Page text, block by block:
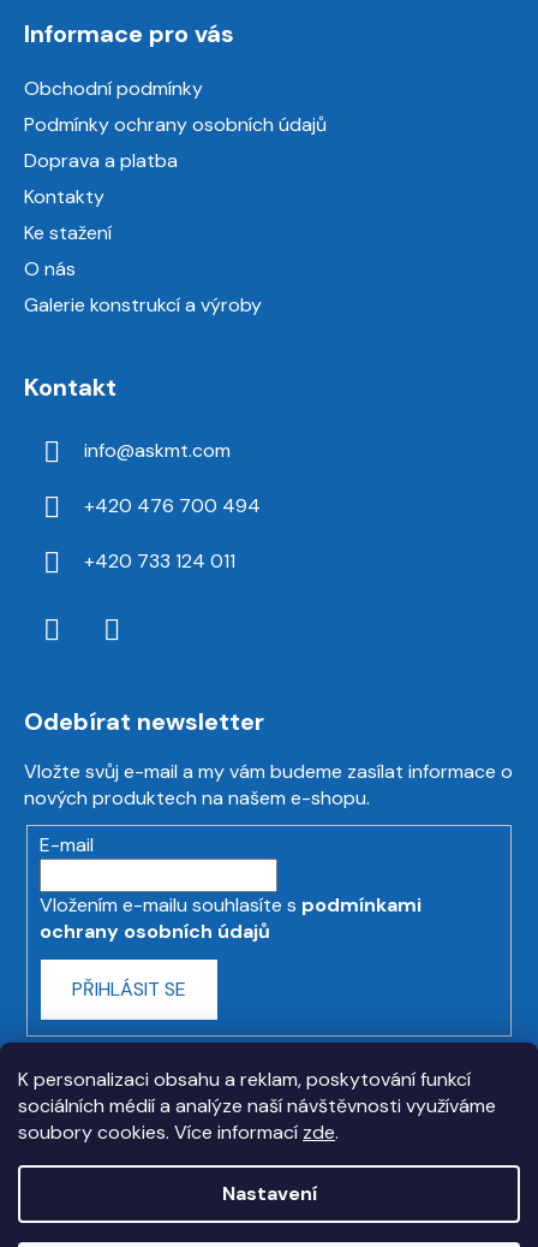
K personalizaci obsahu a reklam, poskytování funkcí
sociálních médií a analýze naší návštěvnosti využíváme
soubory cookies. Více informací zde.
Nastavení
Informace pro vás
Obchodní podmínky
Podmínky ochrany osobních údajů
Doprava a platba
Kontakty
Ke stažení
O nás
Galerie konstrukcí a výroby
Kontakt
info@askmt.com
+420 476 700 494
+420 733 124 011
Odebírat newsletter
Vložte svůj e-mail a my vám budeme zasílat informace o
nových produktech na našem e-shopu.
E-mail
Vložením e-mailu souhlasíte s podmínkami
ochrany osobních údajů
PŘIHLÁSIT SE